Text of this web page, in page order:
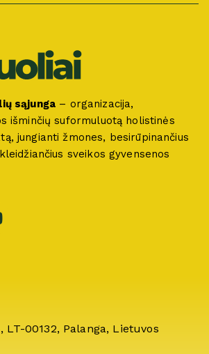
sąjunga – organizacija,
išminčių suformuluotą holistinės
jungianti žmones, besirūpinančius
sveikos gyvensenos
LT-00132, Palanga, Lietuvos